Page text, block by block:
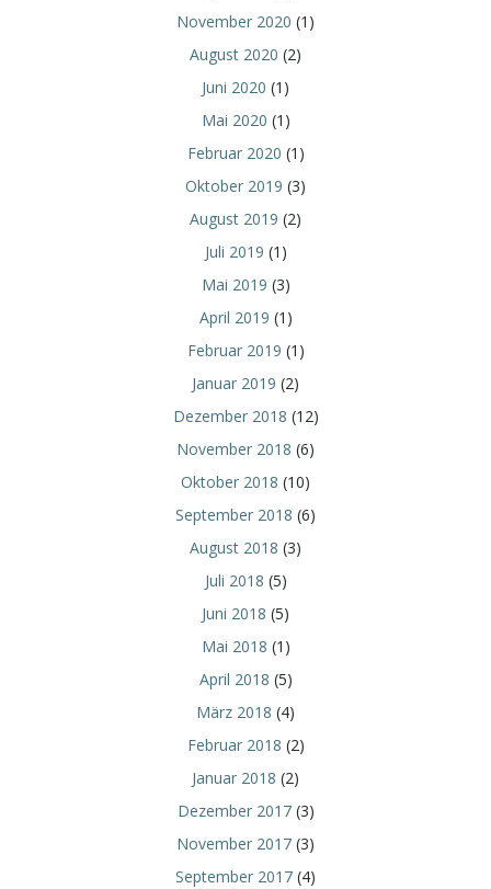
November 2020 (1)
August 2020 (2)
Juni 2020 (1)
Mai 2020 (1)
Februar 2020 (1)
Oktober 2019 (3)
August 2019 (2)
Juli 2019 (1)
Mai 2019 (3)
April 2019 (1)
Februar 2019 (1)
Januar 2019 (2)
Dezember 2018 (12)
November 2018 (6)
Oktober 2018 (10)
September 2018 (6)
August 2018 (3)
Juli 2018 (5)
Juni 2018 (5)
Mai 2018 (1)
April 2018 (5)
März 2018 (4)
Februar 2018 (2)
Januar 2018 (2)
Dezember 2017(3)
November 2017 (3)
September 2017 (4)